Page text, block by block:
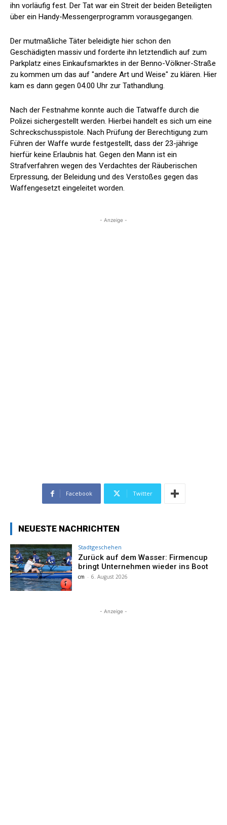
ihn vorläufig fest. Der Tat war ein Streit der beiden Beteiligten
über ein Handy-Messengerprogramm vorausgegangen.
Der mutmaßliche Täter beleidigte hier schon den
Geschädigten massiv und forderte ihn letztendlich auf zum
Parkplatz eines Einkaufsmarktes in der Benno-Völkner-Straße
zu kommen um das auf "andere Art und Weise" zu klären. Hier
kam es dann gegen 04.00 Uhr zur Tathandlung.
Nach der Festnahme konnte auch die Tatwaffe durch die
Polizei sichergestellt werden. Hierbei handelt es sich um eine
Schreckschusspistole. Nach Prüfung der Berechtigung zum
Führen der Waffe wurde festgestellt, dass der 23-jährige
hierfür keine Erlaubnis hat. Gegen den Mann ist ein
Strafverfahren wegen des Verdachtes der Räuberischen
Erpressung, der Beleidung und des Verstoßes gegen das
Waffengesetzt eingeleitet worden.
- Anzeige -
Facebook Twitter
NEUESTE NACHRICHTEN
Stadtgeschehen
Zurück auf dem Wasser: Firmencup
bringt Unternehmen wieder ins Boot
cm - 6. August 2026
- Anzeige -